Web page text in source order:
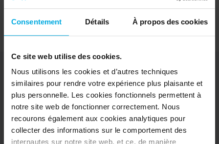
Consentement Détails À propos des cookies
Ce site web utilise des cookies.
Nous utilisons les cookies et d’autres techniques
similaires pour rendre votre expérience plus plaisante et
plus personnelle. Les cookies fonctionnels permettent à
notre site web de fonctionner correctement. Nous
recourons également aux cookies analytiques pour
collecter des informations sur le comportement des
internautes sur notre site web, et ce, de manière
Décrouvrir
Vélos
e-Bikes
Essai gratuit